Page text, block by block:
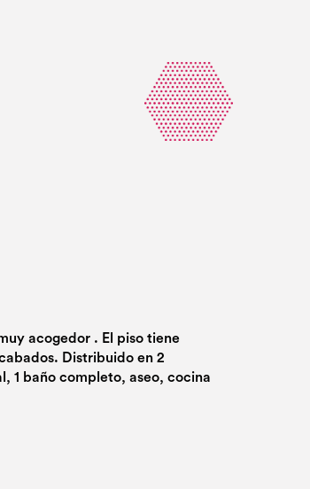
acogedor . El piso tiene
Distribuido en 2
1 baño completo, aseo, cocina